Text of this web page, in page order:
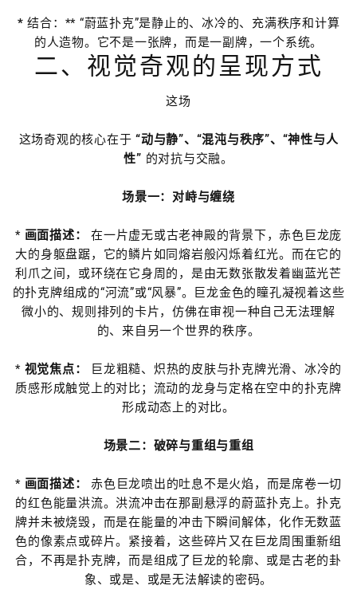
*结合：** “蔚蓝扑克”是静止的、冰冷的、充满秩序和计算
的人造物。它不是一张牌，而是一副牌，一个系统。
二、视觉奇观的呈现方式
这场
这场奇观的核心在于“动与静”、“混沌与秩序”、“神性与人
性” 的对抗与交融。
场景一：对峙与缠绕
* 画面描述：
在一片虚无或古老神殿的背景下，赤色巨龙庞
大的身躯盘踞，它的鳞片如同熔岩般闪烁着红光。而在它的
利爪之间，或环绕在它身周的，是由无数张散发着幽蓝光芒
的扑克牌组成的“河流”或“风暴”。巨龙金色的瞳孔凝视着这些
微小的、规则排列的卡片，仿佛在审视一种自己无法理解
的、来自另一个世界的秩序。
* 视觉焦点：
巨龙粗糙、炽热的皮肤与扑克牌光滑、冰冷的
质感形成触觉上的对比；流动的龙身与定格在空中的扑克牌
形成动态上的对比。
场景二：破碎与重组与重组
* 画面描述：
赤色巨龙喷出的吐息不是火焰，而是席卷一切
的红色能量洪流。洪流冲击在那副悬浮的蔚蓝扑克上。扑克
牌并未被烧毁，而是在能量的冲击下瞬间解体，化作无数蓝
色的像素点或碎片。紧接着，这些碎片又在巨龙周围重新组
合，不再是扑克牌，而是组成了巨龙的轮廓、或是古老的卦
象、或是、或是无法解读的密码。